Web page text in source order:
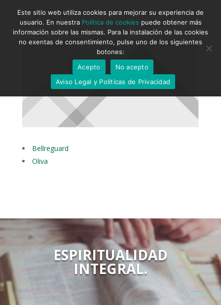
Bellreguard
Oliva
ESPIRITUALIDAD
INTEGRAL.
Este sitio web utiliza cookies para mejorar su experiencia de
usuario. En nuestra Política de cookies puede obtener más
información sobre las mismas. Para la instalación de las cookies
no exentas de consentimiento, pulse uno de los siguientes
botones:
Acepto
No acepto
Aviso Legal y Políticas de Privacidad